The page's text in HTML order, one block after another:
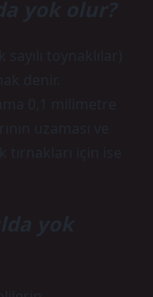
yok olur?
toynaklılar)
denir.
0,1 milimetre
uzaması ve
tırnakları için ise
yok